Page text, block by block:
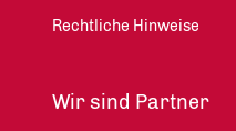
Rechtliche Hinweise
Wir sind Partner